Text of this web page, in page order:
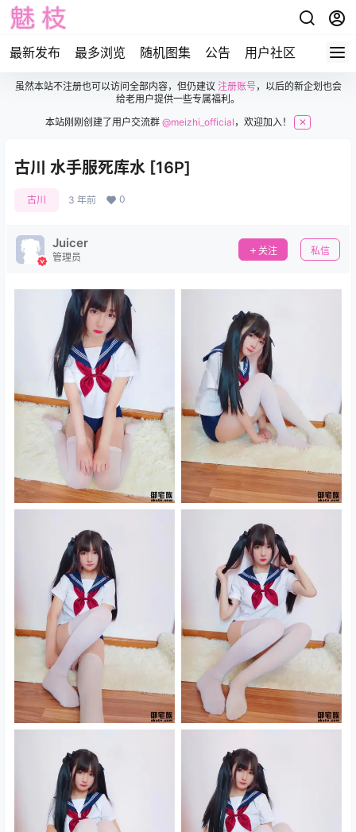
最新发布 最多浏览 随机图集 公告 用户社区
虽然本站不注册也可以访问全部内容，但仍建议 注册账号，以后的新企划也会
给老用户提供一些专属福利。
本站刚刚创建了用户交流群@meizhi_official ，欢迎加入！ ✕
古川 水手服死库水 [16P]
古川 3 年前 0
Juicer
管理员
关注 私信